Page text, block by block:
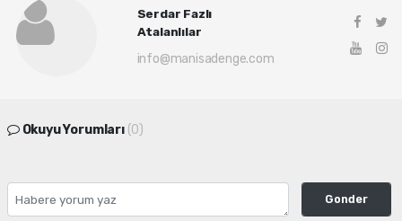
Serdar Fazlı
Atalanlılar
info@manisadenge.com
Okuyu Yorumları (0)
Gonder